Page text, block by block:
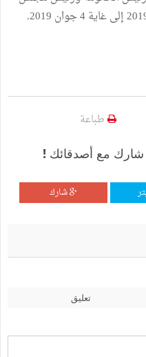
طباعة
شارك مع أصدقائك !
شارك
تعليق